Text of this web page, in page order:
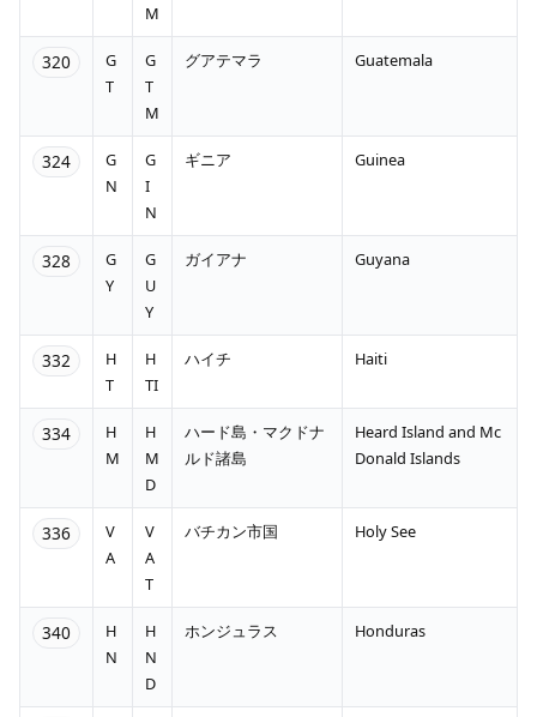
M
320
G
T
G
T
M
グアテマラ Guatemala
324
G
N
G
I
N
ギニア Guinea
328
G
Y
G
U
Y
ガイアナ Guyana
332
H
T
H
TI
ハイチ Haiti
334
H
M
H
M
D
ハード島・マクドナ
ルド諸島
Heard Island and Mc
Donald Islands
336
V
A
V
A
T
バチカン市国 Holy See
340
H
N
H
N
D
ホンジュラス Honduras